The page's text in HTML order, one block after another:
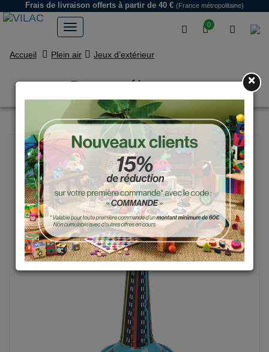
0
Frais de livraison offerts à partir de 40 € (France métropolitaine)
Accueil Plein air Jeux d’extérieur
Pouet vélo rouge ×